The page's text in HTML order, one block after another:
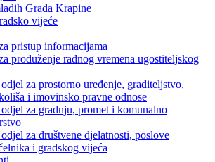
Grada Krapine
vijeće
pristup informacijama
produženje radnog vremena ugostiteljskog
za prostorno uređenje, graditeljstvo,
i imovinsko pravne odnose
za gradnju, promet i komunalno
za društvene djelatnosti, poslove
i gradskog vijeća